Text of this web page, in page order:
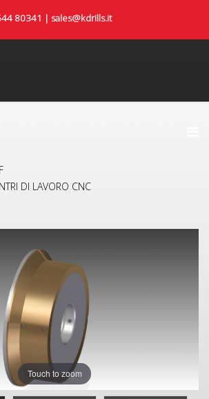
80341 | sales@kdrills.it
DI LAVORO CNC
Touch to zoom